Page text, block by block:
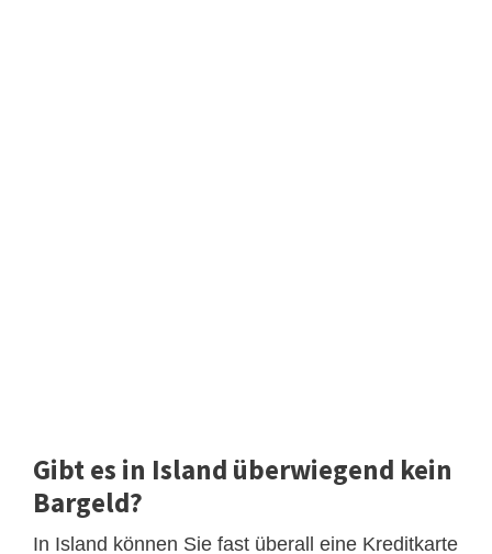
Gibt es in Island überwiegend kein
Bargeld?
In Island können Sie fast überall eine Kreditkarte